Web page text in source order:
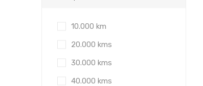
10.000 km
20.000 kms
30.000 kms
40.000 kms